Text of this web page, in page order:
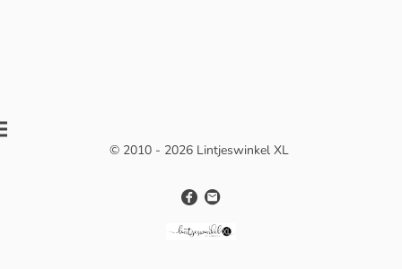
© 2010 - 2026 Lintjeswinkel XL